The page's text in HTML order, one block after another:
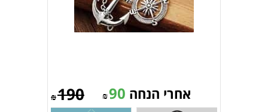
₪190 אחרי הנחה ₪90